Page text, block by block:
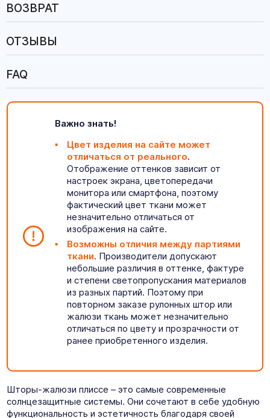
ВОЗВРАТ
ОТЗЫВЫ
FAQ
Важно знать!
Цвет изделия на сайте может
отличаться от реального.
Отображение оттенков зависит от
настроек экрана, цветопередачи
монитора или смартфона, поэтому
фактический цвет ткани может
незначительно отличаться от
изображения на сайте.
Возможны отличия между партиями
ткани. Производители допускают
небольшие различия в оттенке, фактуре
и степени светопропускания материалов
из разных партий. Поэтому при
повторном заказе рулонных штор или
жалюзи ткань может незначительно
отличаться по цвету и прозрачности от
ранее приобретенного изделия.
Шторы-жалюзи плиссе – это самые современные
солнцезащитные системы. Они сочетают в себе удобную
функциональность и эстетичность благодаря своей